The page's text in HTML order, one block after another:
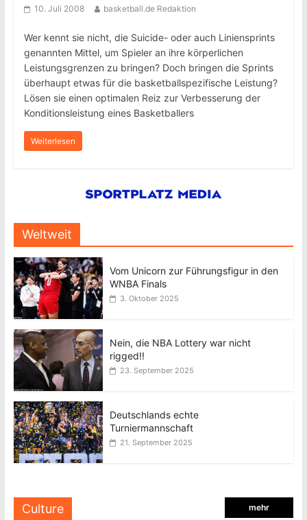
10. Juli 2008 basketball.de Redaktion
Wer kennt sie nicht, die Suicide- oder auch Liniensprints
genannten Mittel, um Spieler an ihre körperlichen
Leistungsgrenzen zu bringen? Doch bringen die Sprints
überhaupt etwas für die basketballspezifische Leistung?
Lösen sie einen optimalen Reiz zur Verbesserung der
Konditionsleistung eines Basketballers
Weiterlesen
Weltweit
Vom Unicorn zur Führungsfigur in den
WNBA Finals
3. Oktober 2025
Nein, die NBA Lottery war nicht
rigged!!
23. September 2025
Deutschlands echte
Turniermannschaft
21. September 2025
Culture mehr